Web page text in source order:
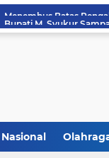
PWI Jambi Apresiasi
Bupati Panca Hadiri
Nasional